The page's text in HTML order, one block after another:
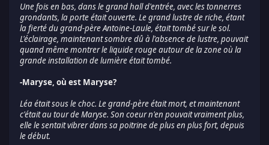
Une fois en bas, dans le grand hall d'entrée, avec les tonnerres
grondants, la porte était ouverte. Le grand lustre de riche, étant
la fierté du grand-père Antoine-Laule, était tombé sur le sol.
L'éclairage, maintenant sombre dû à l'absence de lustre, pouvait
quand même montrer le liquide rouge autour de la zone où la
grande installation de lumière était tombé.
-Maryse, où est Maryse?
Léa était sous le choc. Le grand-père était mort, et maintenant
c'était au tour de Maryse. Son coeur n'en pouvait vraiment plus,
elle le sentait vibrer dans sa poitrine de plus en plus fort, depuis
le début.